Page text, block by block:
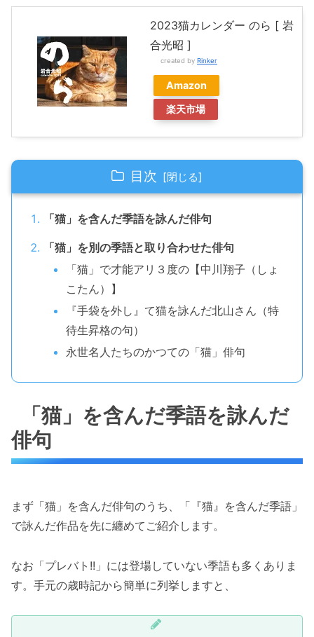
2023猫カレンダー のら [ 岩
合光昭 ]
created by Rinker
Amazon
楽天市場
目次
「猫」を含んだ季語を詠んだ俳句
「猫」を別の季語と取り合わせた俳句
「猫」で才能アリ３度の【中川翔子（しょ
こたん）】
『手袋を外し』て猫を詠んだ北山さん（特
待生昇格の句）
永世名人たちのかつての「猫」俳句
「猫」を含んだ季語を詠んだ
俳句
まず「猫」を含んだ俳句のうち、「『猫』を含んだ季語」
で詠んだ作品を先に纏めてご紹介します。
なお「プレバト!!」には登場していない季語も多くありま
す。手元の歳時記から簡単に列挙しますと、